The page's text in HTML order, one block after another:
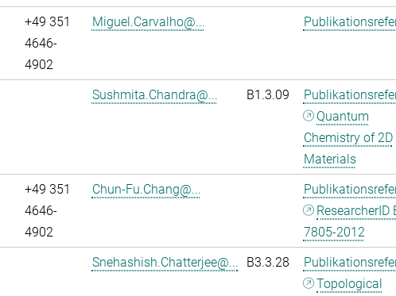
+49 351
4646-
4902
Miguel.Carvalho@...
Sushmita.Chandra@... B1.3.09
Quantum
Chemistry of 2D
Materials
+49 351
4646-
4902
Chun-Fu.Chang@...
ResearcherID
7805-2012
Snehashish.Chatterjee@... B3.3.28
Topological